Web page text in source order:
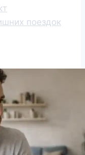
поездок